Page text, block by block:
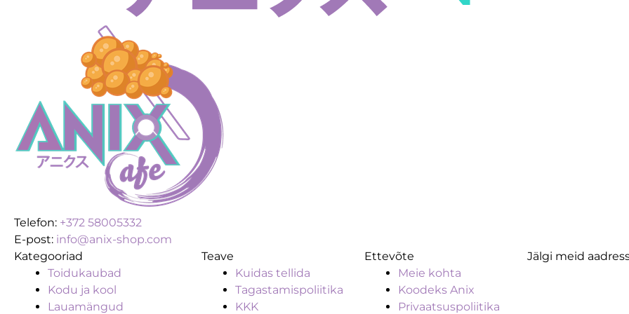
Telefon: +372 58005332
E-post: info@anix-shop.com
Kategooriad
Toidukaubad
Kodu ja kool
Lauamängud
Teave
Kuidas tellida
Tagastamispoliitika
KKK
Ettevõte
Meie kohta
Koodeks Anix
Privaatsuspoliitika
Jälgi meid